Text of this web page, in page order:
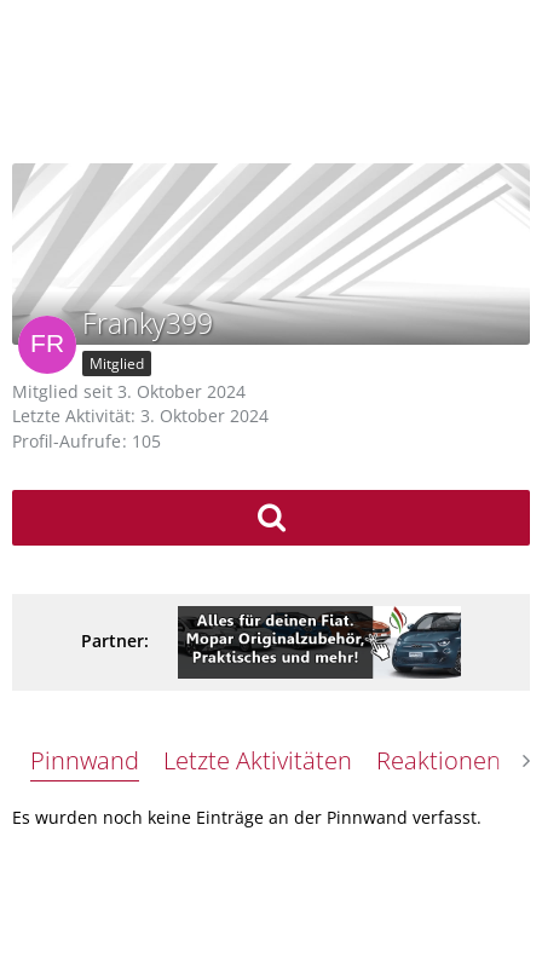
Franky399
Mitglied
Mitglied seit 3. Oktober 2024
Letzte Aktivität: 3. Oktober 2024
Profil-Aufrufe 105
Partner:
Pinnwand Letzte Aktivitäten Reaktionen
Es wurden noch keine Einträge an der Pinnwand verfasst.